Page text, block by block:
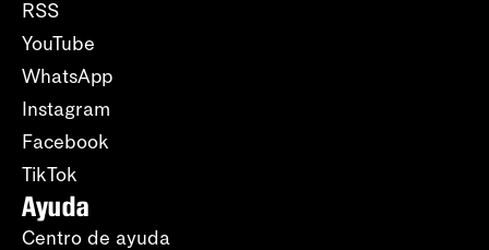
RSS
YouTube
WhatsApp
Instagram
Facebook
TikTok
Ayuda
Centro de ayuda